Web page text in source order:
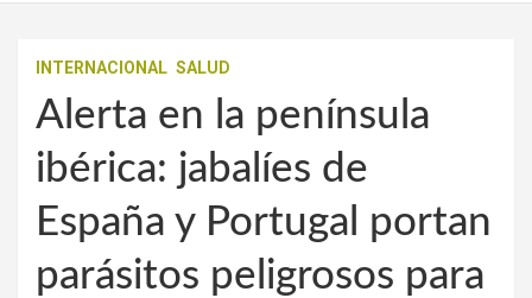
INTERNACIONAL SALUD
Alerta en la península
ibérica: jabalíes de
España y Portugal portan
parásitos peligrosos para